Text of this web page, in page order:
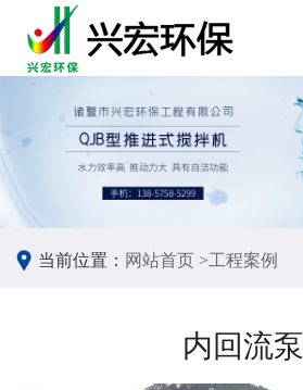
当前位置： 网站首页 >工程案例
内回流泵